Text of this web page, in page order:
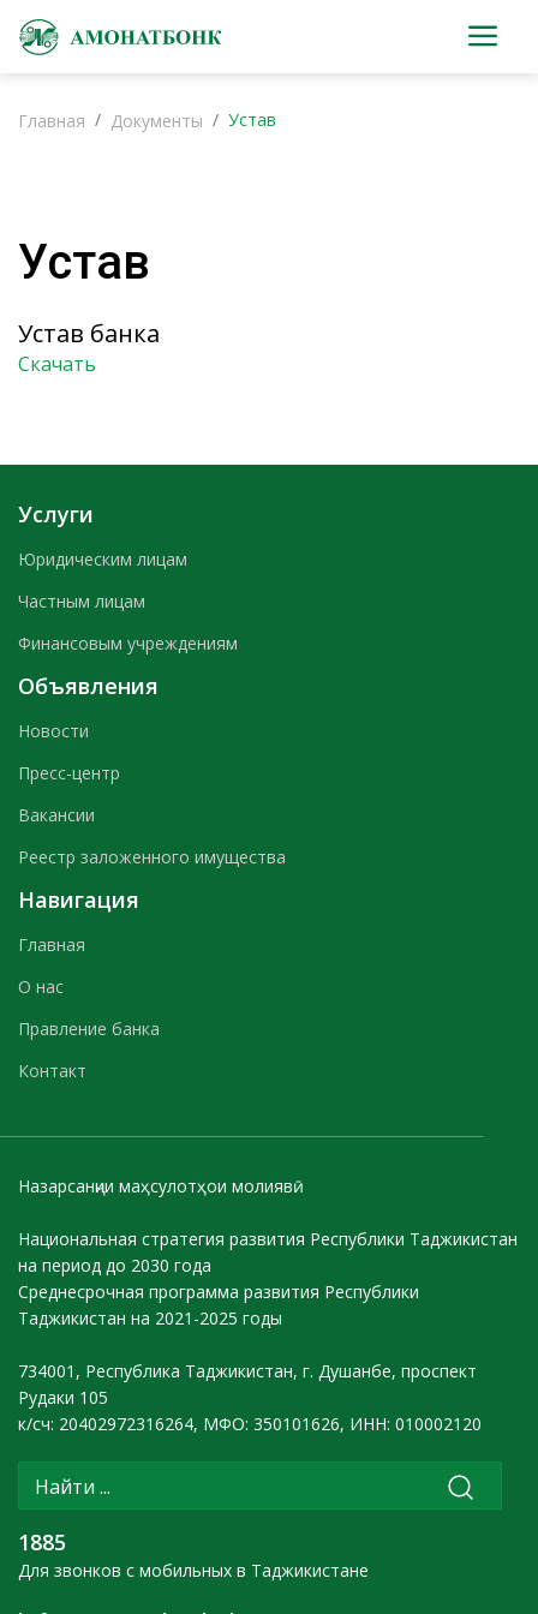
Главная Документы Устав
Устав
Устав банка
Скачать
Услуги
Юридическим лицам
Частным лицам
Финансовым учреждениям
Объявления
Новости
Пресс-центр
Вакансии
Реестр заложенного имущества
Навигация
Главная
О нас
Правление банка
Контакт
Назарсанҷии маҳсулотҳои молиявӣ
Национальная стратегия развития Республики Таджикистан
на период до 2030 года
Среднесрочная программа развития Республики
Таджикистан на 2021-2025 годы
734001, Республика Таджикистан, г. Душанбе, проспект
Рудаки 105
к/сч: 20402972316264, МФО: 350101626, ИНН: 010002120
1885
Для звонков с мобильных в Таджикистане